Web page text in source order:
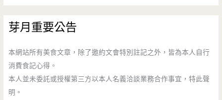
芽月重要公告
本網站所有美食文章，除了邀約文會特別註記之外，皆為本人自行
消費食記心得。
本人並未委託或授權第三方以本人名義洽談業務合作事宜，特此聲
明。